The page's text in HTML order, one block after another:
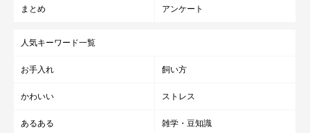
ではなく、お世話をさせていただいているという感覚なので、毎
お世話に関して大変なこともあったそうですが、今ではつむぎち
えるようです。
まとめ アンケート
人気キーワード一覧
お手入れ 飼い方
かわいい ストレス
あるある 雑学・豆知識